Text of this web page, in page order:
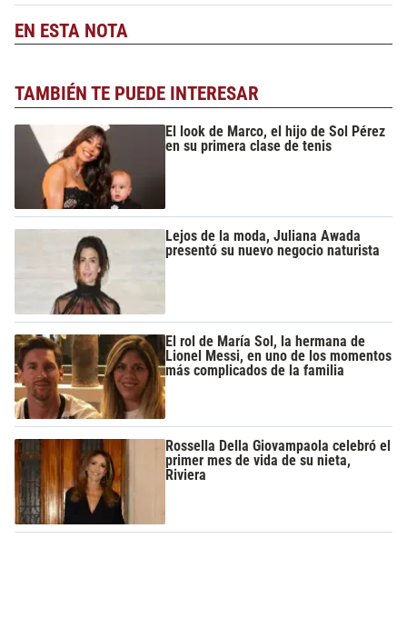
EN ESTA NOTA
TAMBIÉN TE PUEDE INTERESAR
El look de Marco, el hijo de Sol Pérez
en su primera clase de tenis
Lejos de la moda, Juliana Awada
presentó su nuevo negocio naturista
El rol de María Sol, la hermana de
Lionel Messi, en uno de los momentos
más complicados de la familia
Rossella Della Giovampaola celebró el
primer mes de vida de su nieta,
Riviera